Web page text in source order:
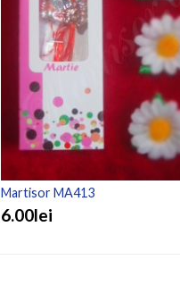
Martisor MA413
6.00lei